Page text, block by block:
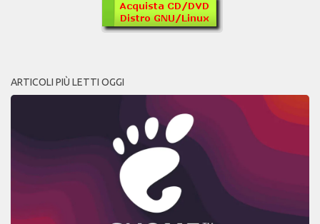
ARTICOLI PIÙ LETTI OGGI